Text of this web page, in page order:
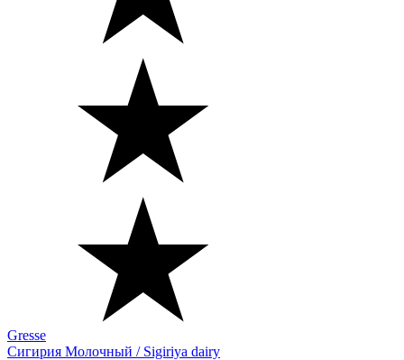
Gresse
Сигирия Молочный / Sigiriya dairy